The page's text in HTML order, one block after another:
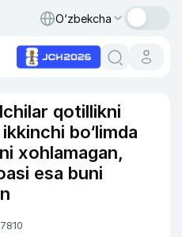
O‘zbekcha
qotillikni
bo‘limda
xohlamagan,
esa buni